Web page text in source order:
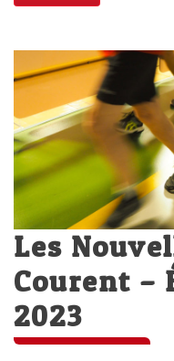
Les
Courent –
2023